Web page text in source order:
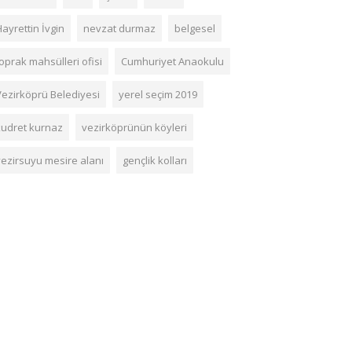
İvgin nevzat durmaz belgesel
mahsülleri ofisi Cumhuriyet Anaokulu
Belediyesi yerel seçim 2019
kurnaz vezirköprünün köyleri
mesire alanı gençlik kolları